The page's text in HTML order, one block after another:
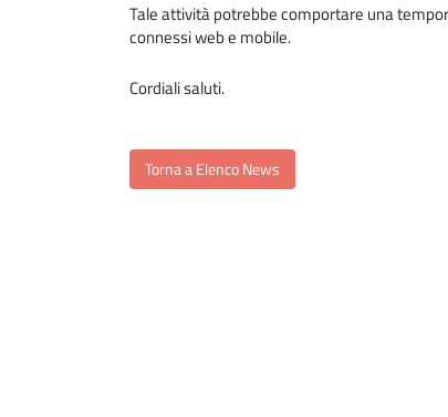
Tale attività potrebbe comportare una
connessi web e mobile.
Cordiali saluti.
Torna a Elenco News